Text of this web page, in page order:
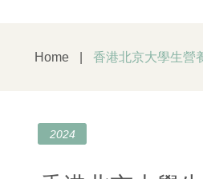
Home 香港北京大學生營
2024